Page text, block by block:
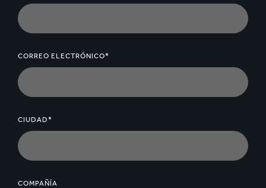
CORREO ELECTRÓNICO*
CIUDAD*
COMPAÑÍA